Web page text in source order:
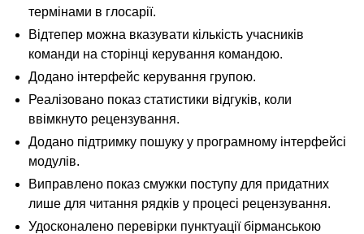
термінами в глосарії.
Відтепер можна вказувати кількість учасників
команди на сторінці керування командою.
Додано інтерфейс керування групою.
Реалізовано показ статистики відгуків, коли
ввімкнуто рецензування.
Додано підтримку пошуку у програмному інтерфейсі
модулів.
Виправлено показ смужки поступу для придатних
лише для читання рядків у процесі рецензування.
Удосконалено перевірки пунктуації бірманською